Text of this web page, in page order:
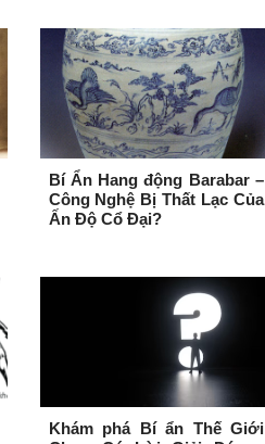
Bí Ẩn Hang động Barabar –
Công Nghệ Bị Thất Lạc Của
Ấn Độ Cổ Đại?
Khám phá Bí ẩn Thế Giới